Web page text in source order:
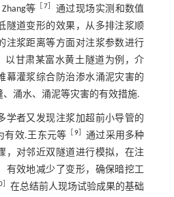
等
7］ 通过现场实测和数值
隧道变形的效果，从多排注浆顺
注浆距离等方面对注浆参数进行
以甘肃某富水黄土隧道为例，介
幕灌浆综合防治渗水涌泥灾害的
涌水、涌泥等灾害的有效措施.
学者又发现注浆加超前小导管的
有效.王东元等
9］通过采用多种
，对邻近双隧道进行模拟，在注
有效地减少了变形，确保暗挖工
］ 在总结前人现场试验成果的基础